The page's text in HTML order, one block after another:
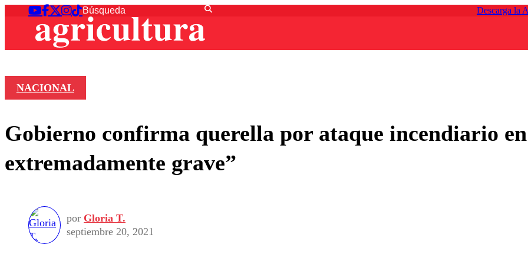
Descarga la
NACIONAL
Gobierno confirma querella por ataque incendiario
extremadamente grave”
por Gloria T.
septiembre 20, 2021